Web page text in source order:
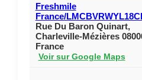
Freshmile
France/
Rue Du Baron Quinart,
Charleville-Mézières
France
Voir sur Google Maps